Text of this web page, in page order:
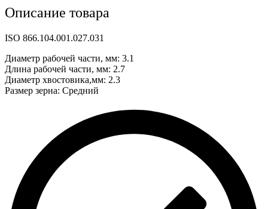
синий
Описание товара
ISO 866.104.001.027.031
Диаметр рабочей части, мм: 3.1
Длина рабочей части, мм: 2.7
Диаметр хвостовика,мм: 2.3
Размер зерна: Средний